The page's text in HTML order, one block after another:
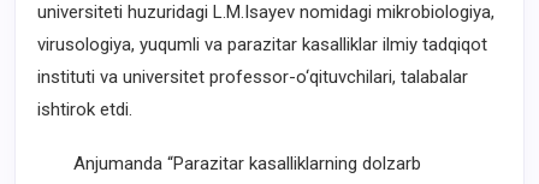
universiteti huzuridagi L.M.Isayev nomidagi mikrobiologiya,
virusologiya, yuqumli va parazitar kasalliklar ilmiy tadqiqot
instituti va universitet professor-o‘qituvchilari, talabalar
ishtirok etdi.
Anjumanda “Parazitar kasalliklarning dolzarb